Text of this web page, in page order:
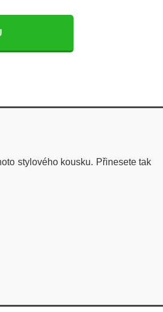
stylového kousku. Přinesete tak